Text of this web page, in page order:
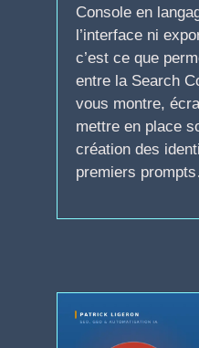
Console en
l’interface ni
c’est ce que
entre la Search
vous montre,
mettre en place
création des
premiers